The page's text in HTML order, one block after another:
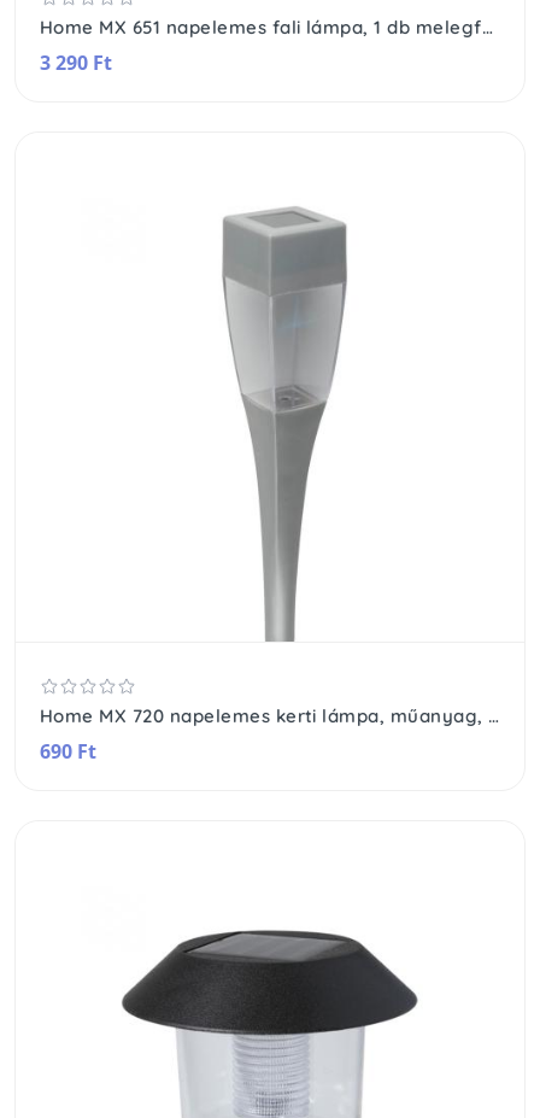
Home MX 651 napelemes fali lámpa, 1 db melegfehér SMD LED, cserélhető akkumulátor
3 290 Ft
Home MX 720 napelemes kerti lámpa, műanyag, napelem és töltő, automatikus, 1 LED, időjárásálló
690 Ft